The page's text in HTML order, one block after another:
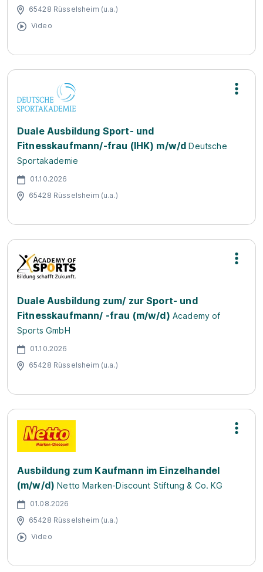
65428 Rüsselsheim (u.a.)
Video
Duale Ausbildung Sport- und
Fitnesskaufmann/-frau (IHK) m/w/d Deutsche
Sportakademie
01.10.2026
65428 Rüsselsheim (u.a.)
Duale Ausbildung zum/ zur Sport- und
Fitnesskaufmann/ -frau (m/w/d) Academy of
Sports GmbH
01.10.2026
65428 Rüsselsheim (u.a.)
Ausbildung zum Kaufmann im Einzelhandel
(m/w/d) Netto Marken-Discount Stiftung & Co. KG
01.08.2026
65428 Rüsselsheim (u.a.)
Video